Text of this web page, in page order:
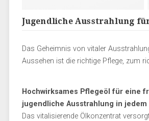
Jugendliche Ausstrahlung
Das Geheimnis von vitaler
Aussehen ist die richtige Pflege, zum
Hochwirksames Pflegeöl für eine
jugendliche Ausstrahlung in jedem
Das vitalisierende Ölkonzentrat